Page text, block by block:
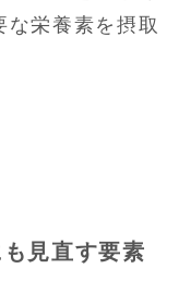
な栄養素を摂取
見直す要素